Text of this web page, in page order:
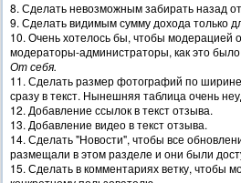
8. Сделать невозможным забирать назад
9. Сделать видимым сумму дохода только
10. Очень хотелось бы, чтобы модерацией
модераторы-администраторы, как это
От себя.
11. Сделать размер фотографий по
сразу в текст. Нынешняя таблица очень
12. Добавление ссылок в текст отзыва.
13. Добавление видео в текст отзыва.
14. Сделать "Новости", чтобы все
размещали в этом разделе и они были
15. Сделать в комментариях ветку, чтобы